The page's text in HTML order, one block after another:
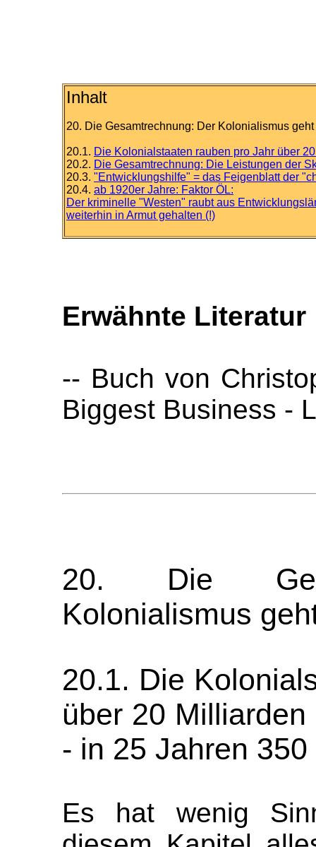
Inhalt
20. Die Gesamtrechnung: Der Kolonialismus
20.1. Die Kolonialstaaten rauben pro Jahr über
20.2. Die Gesamtrechnung: Die Leistungen der
20.3. "Entwicklungshilfe" = das Feigenblatt der
20.4. ab 1920er Jahre: Faktor ÖL:
Der kriminelle "Westen" raubt aus
weiterhin in Armut gehalten (!)
Erwähnte Literatur
-- Buch von
Biggest Business -
20. Die
Kolonialismus
20.1. Die
über 20
- in 25 Jahren
Es hat wenig